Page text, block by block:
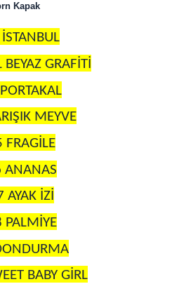
Kapak
GRAFİTİ
MEYVE
FRAGİLE
ANANAS
AYAK İZİ
PALMİYE
BABY GİRL